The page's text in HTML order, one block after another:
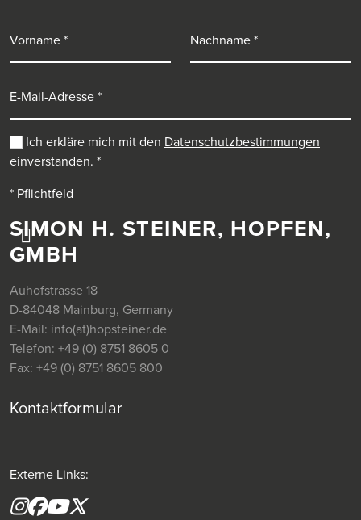
SIMON H. STEINER, HOPFEN,
GMBH
Auhofstrasse 18
D-84048 Mainburg, Germany
E-Mail: info(at)hopsteiner.de
Telefon: +49 (0) 8751 8605 0
Fax: +49 (0) 8751 8605 800
Kontaktformular
Externe Links:
Instagram
Facebook
YouTubeX formerly(twitter)
Ich erkläre mich mit den Datenschutzbestimmungen
einverstanden. *
* Pflichtfeld